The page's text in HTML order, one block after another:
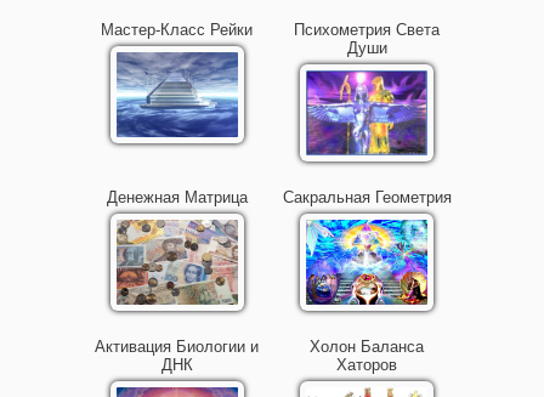
Мастер-Класс Рейки
Психометрия Света
Души
Денежная Матрица Сакральная Геометрия
Активация Биологии и
ДНК
Холон Баланса
Хаторов